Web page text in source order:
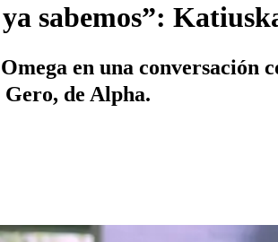
sabemos”:
en una conversación
Gero, de Alpha.